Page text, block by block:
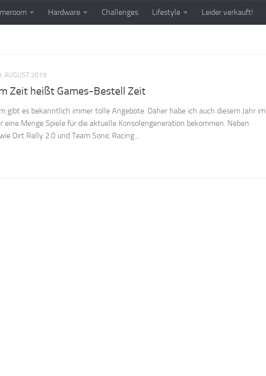
Hardware Challenges Lifestyle Leider verkauft!
AUGUST 2019
Zeit heißt Games-Bestell Zeit
gibt es bekanntlich immer tolle Angebote. Daher habe ich auch diesem Jahr im
eine Menge Spiele für die aktuelle Konsolengeneration bekommen. Neben
Dirt Rally 2.0 und Team Sonic Racing...